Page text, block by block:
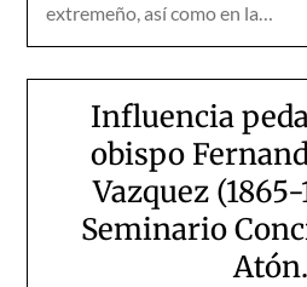
extremeño, así como en la…
Influencia
obispo
Vazquez
Seminario
Atón.